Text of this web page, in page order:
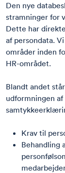
Den nye
stramninger for
Dette har
af persondata.
områder inden
HR-området.
Blandt andet
udformningen
Krav til
Behandling